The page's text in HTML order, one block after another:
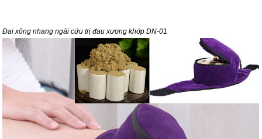
Đai xông nhang ngải cứu trị đau xương khớp DN-01